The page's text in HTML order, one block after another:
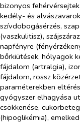
bizonyos
kedély- és
szívdobogásérzés,
(vaszkulitisz),
napfényre
bőrkiütések, hólyagok
fájdalom (artralgia),
fájdalom, rossz
paraméterekben
gyógyszer elhagyása
csökkenése,
(hipoglikémia),